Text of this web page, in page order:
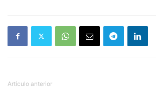
Artículo anterior